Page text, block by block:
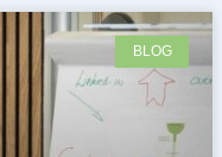
BLOG